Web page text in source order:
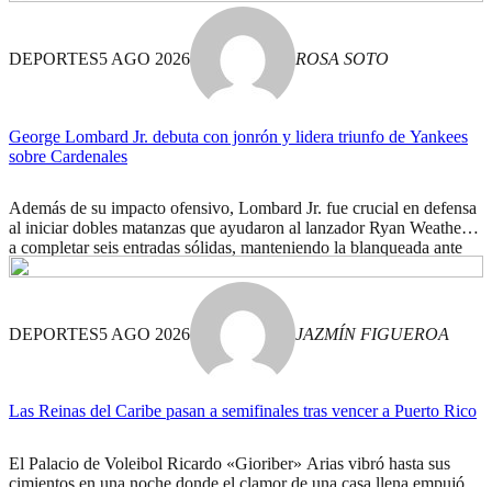
DEPORTES5 AGO 2026 ROSA SOTO
George Lombard Jr. debuta con jonrón y lidera triunfo de Yankees
sobre Cardenales
Además de su impacto ofensivo, Lombard Jr. fue crucial en defensa
al iniciar dobles matanzas que ayudaron al lanzador Ryan Weathers
a completar seis entradas sólidas, manteniendo la blanqueada ante
los Cardenales.
DEPORTES5 AGO 2026 JAZMÍN FIGUEROA
Las Reinas del Caribe pasan a semifinales tras vencer a Puerto Rico
El Palacio de Voleibol Ricardo «Gioriber» Arias vibró hasta sus
cimientos en una noche donde el clamor de una casa llena empujó a